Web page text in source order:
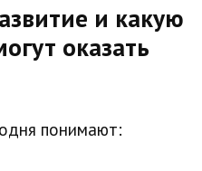
и какую
оказать
понимают: